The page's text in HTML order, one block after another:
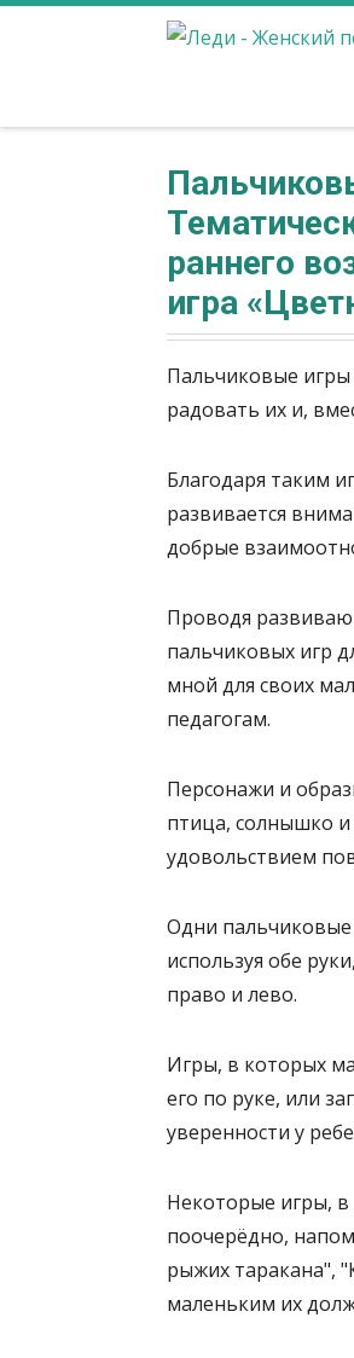
раннего
игра
Пальчиковые
радовать их и,
Благодаря таким
развивается
добрые
Проводя
пальчиковых игр
мной для своих
педагогам.
Персонажи и
птица, солнышко и
удовольствием
Одни пальчиковые
используя обе
право и лево.
Игры, в которых
его по руке, или
уверенности у
Некоторые игры,
поочерёдно,
рыжих таракана",
маленьким их